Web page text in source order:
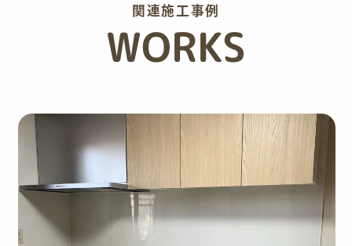
関連施工事例
WORKS